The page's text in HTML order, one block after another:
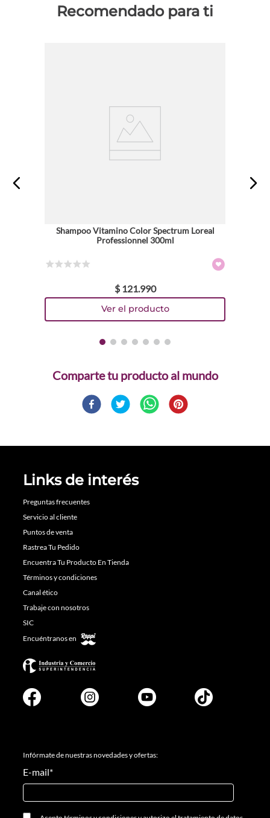
Recomendado para ti
Shampoo Vitamino Color Spectrum Loreal
Professionnel 300ml
$ 121.990
Comparte
Links de interés
Preguntas frecuentes
Servicio al cliente
Puntos de venta
Rastrea Tu Pedido
Encuentra Tu Producto En Tienda
Términos y condiciones
Canal ético
Trabaje con nosotros
SIC
Encuéntranos en
Infórmate de nuestras novedades y ofertas:
E-mail*